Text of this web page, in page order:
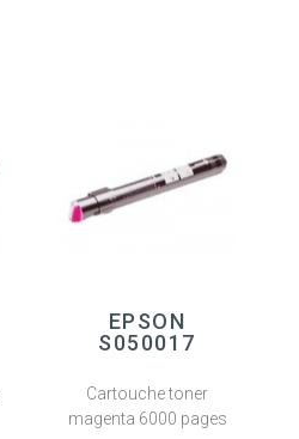
EPSON
S050017
Cartouche toner
magenta 6000 pages